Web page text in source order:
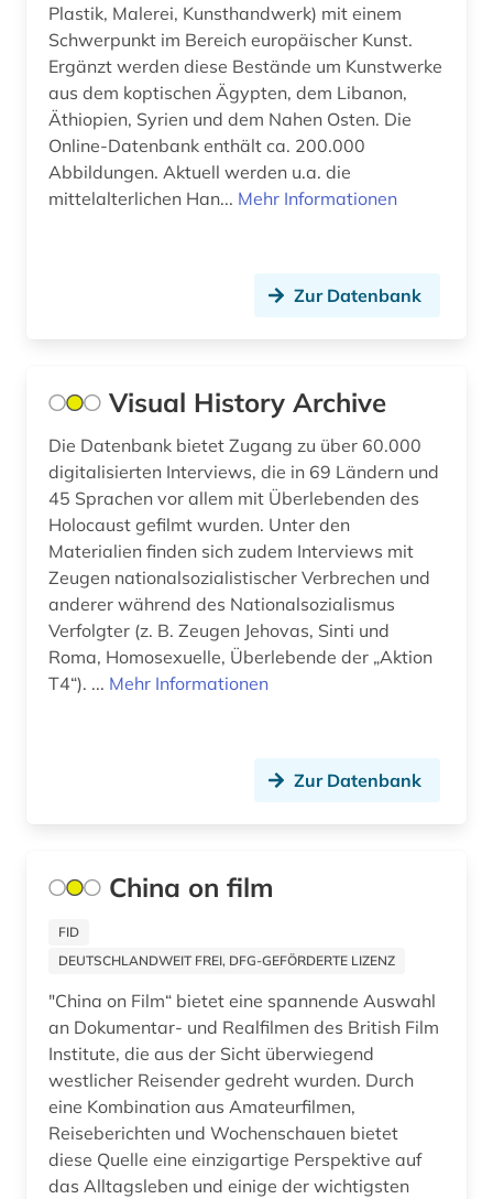
chorgestühl (1)
christian gottlob (1)
christliche kunst (4)
christliche mission (1)
chronik (2)
computeranimation (1)
corinth (1)
corpus (1)
courtauld institute of art <london> (1)
cranach (1)
côte divoire (1)
dahlbergh, erik jönsson | offizier; architekt;
darstellende kunst (3)
datensammlung (1)
ddr (1)
deckenmalerei (2)
dehio, georg | kunsthistoriker; hochschullehrer;
dehio-handbuch (1)
Plastik, Malerei, Kunsthandwerk) mit einem
Schwerpunkt im Bereich europäischer Kunst.
Ergänzt werden diese Bestände um Kunstwerke
aus dem koptischen Ägypten, dem Libanon,
Äthiopien, Syrien und dem Nahen Osten. Die
Online-Datenbank enthält ca. 200.000
Abbildungen. Aktuell werden u.a. die
mittelalterlichen Han... Mehr Informationen
Zur Datenbank
Visual History Archive
Die Datenbank bietet Zugang zu über 60.000
digitalisierten Interviews, die in 69 Ländern und
45 Sprachen vor allem mit Überlebenden des
Holocaust gefilmt wurden. Unter den
Materialien finden sich zudem Interviews mit
Zeugen nationalsozialistischer Verbrechen und
anderer während des Nationalsozialismus
Verfolgter (z. B. Zeugen Jehovas, Sinti und
Roma, Homosexuelle, Überlebende der „Aktion
T4“). ... Mehr Informationen
Zur Datenbank
China on film
FID
DEUTSCHLANDWEIT FREI, DFG-GEFÖRDERTE LIZENZ
"China on Film“ bietet eine spannende Auswahl
an Dokumentar- und Realfilmen des British Film
Institute, die aus der Sicht überwiegend
westlicher Reisender gedreht wurden. Durch
eine Kombination aus Amateurfilmen,
Reiseberichten und Wochenschauen bietet
diese Quelle eine einzigartige Perspektive auf
das Alltagsleben und einige der wichtigsten